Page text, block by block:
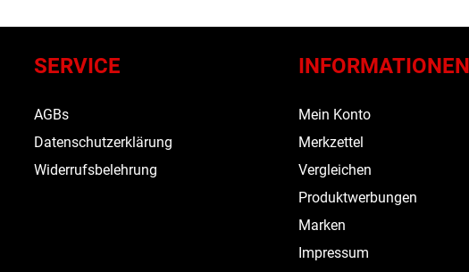
SERVICE
AGBs
Datenschutzerklärung
Widerrufsbelehrung
INFORMATIONEN
Mein Konto
Merkzettel
Vergleichen
Produktwerbungen
Marken
Impressum